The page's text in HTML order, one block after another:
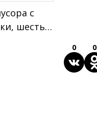
с
шесть
0 0